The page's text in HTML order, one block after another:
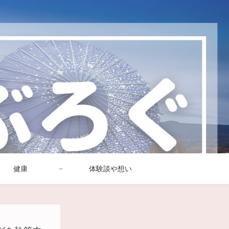
健康 体験談や想い